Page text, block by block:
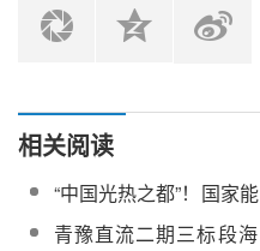
相关阅读
“中国光热之都”！国家能
源局支持海西州打造全
青豫直流二期三标段海